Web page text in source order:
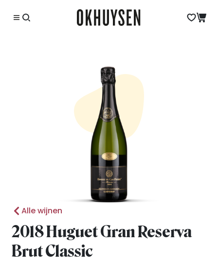
Alle wijnen
2018 Huguet Gran Reserva
Brut Classic